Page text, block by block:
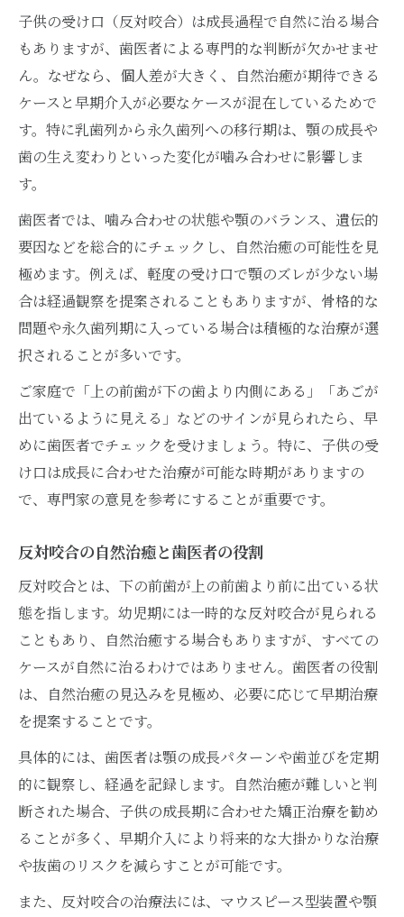
子供の受け口（反対咬合）は成長過程で自然に治る場合
もありますが、歯医者による専門的な判断が欠かせませ
ん。なぜなら、個人差が大きく、自然治癒が期待できる
ケースと早期介入が必要なケースが混在しているためで
す。特に乳歯列から永久歯列への移行期は、顎の成長や
歯の生え変わりといった変化が噛み合わせに影響しま
す。
歯医者では、噛み合わせの状態や顎のバランス、遺伝的
要因などを総合的にチェックし、自然治癒の可能性を見
極めます。例えば、軽度の受け口で顎のズレが少ない場
合は経過観察を提案されることもありますが、骨格的な
問題や永久歯列期に入っている場合は積極的な治療が選
択されることが多いです。
ご家庭で「上の前歯が下の歯より内側にある」「あごが
出ているように見える」などのサインが見られたら、早
めに歯医者でチェックを受けましょう。特に、子供の受
け口は成長に合わせた治療が可能な時期がありますの
で、専門家の意見を参考にすることが重要です。
反対咬合の自然治癒と歯医者の役割
反対咬合とは、下の前歯が上の前歯より前に出ている状
態を指します。幼児期には一時的な反対咬合が見られる
こともあり、自然治癒する場合もありますが、すべての
ケースが自然に治るわけではありません。歯医者の役割
は、自然治癒の見込みを見極め、必要に応じて早期治療
を提案することです。
具体的には、歯医者は顎の成長パターンや歯並びを定期
的に観察し、経過を記録します。自然治癒が難しいと判
断された場合、子供の成長期に合わせた矯正治療を勧め
ることが多く、早期介入により将来的な大掛かりな治療
や抜歯のリスクを減らすことが可能です。
また、反対咬合の治療法には、マウスピース型装置や顎